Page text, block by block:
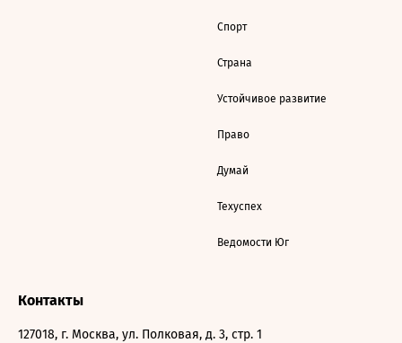
Спорт
Страна
Устойчивое развитие
Право
Думай
Техуспех
Ведомости Юг
Контакты
127018, г. Москва, ул. Полковая, д. 3, стр. 1